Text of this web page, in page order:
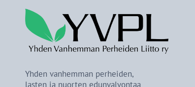
Yhden vanhemman perheiden,
lasten ja nuorten edunvalvontaa